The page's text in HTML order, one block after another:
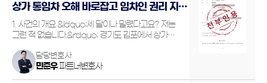
상가 통임차 오해 바로잡고 임차인 권리 지킨
명도소송 방어 성공
1. 사건의 개요 &ldquo;세 달이나 밀렸다고요? 저는
그런 적 없습니다.&rdquo; 경기도 김포에서 상가
임대인으로부터 계약 해지 통보를 받았습니다. 임대인은
의뢰인이 세 달 이상 차임을 연체하였으므로 계약이
해지되었고, 이…
담당변호사
민준우파트너변호사